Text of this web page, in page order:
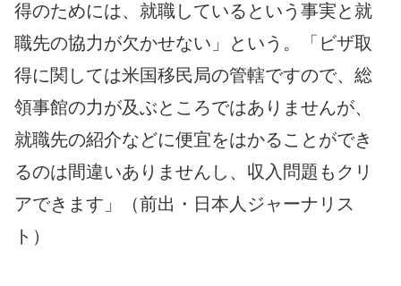
得のためには、就職しているという事実と就
職先の協力が欠かせない」という。「ビザ取
得に関しては米国移民局の管轄ですので、総
領事館の力が及ぶところではありませんが、
就職先の紹介などに便宜をはかることができ
るのは間違いありませんし、収入問題もクリ
アできます」（前出・日本人ジャーナリス
ト）